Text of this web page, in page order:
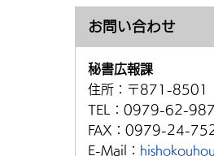
お問い合わせ
秘書広報課
住所： 〒871-8501
TEL： 0979-62-
FAX： 0979-24-
E-Mail：